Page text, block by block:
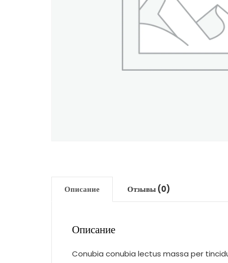
Описание Отзывы (0)
Описание
Conubia conubia lectus massa per